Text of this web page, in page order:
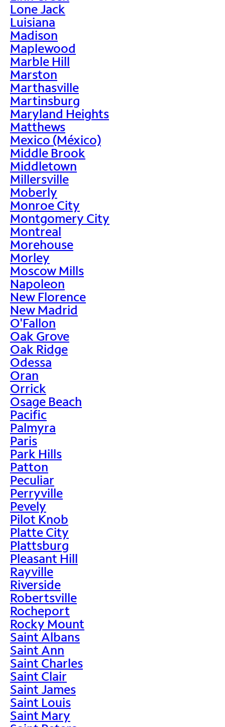
Lone Jack
Luisiana
Madison
Maplewood
Marble Hill
Marston
Marthasville
Martinsburg
Maryland Heights
Matthews
Mexico (México)
Middle Brook
Middletown
Millersville
Moberly
Monroe City
Montgomery City
Montreal
Morehouse
Morley
Moscow Mills
Napoleon
New Florence
New Madrid
O'Fallon
Oak Grove
Oak Ridge
Odessa
Oran
Orrick
Osage Beach
Pacific
Palmyra
Paris
Park Hills
Patton
Peculiar
Perryville
Pevely
Pilot Knob
Platte City
Plattsburg
Pleasant Hill
Rayville
Riverside
Robertsville
Rocheport
Rocky Mount
Saint Albans
Saint Ann
Saint Charles
Saint Clair
Saint James
Saint Louis
Saint Mary